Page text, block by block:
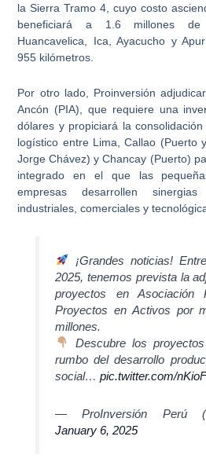
la Sierra Tramo 4, cuyo costo
beneficiará a 1.6 millones de
Huancavelica, Ica, Ayacucho y
955 kilómetros.
Por otro lado, Proinversión
Ancón (PIA), que requiere una
dólares y propiciará la
logístico entre Lima, Callao (Puerto
Jorge Chávez) y Chancay (Puerto)
integrado en el que las
empresas desarrollen
industriales, comerciales y
¡Grandes noticias!
2025, tenemos prevista la
proyectos en Asociación
Proyectos en Activos por
millones.
Descubre los
rumbo del desarrollo
social…pic.twitter.com/
— ProInversión Perú
January 6, 2025